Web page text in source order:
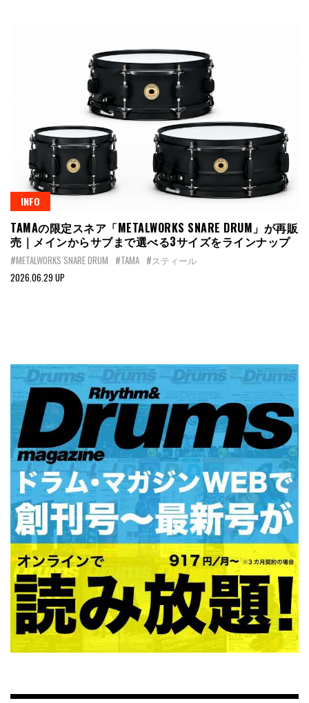
INFO
TAMAの限定スネア「METALWORKS SNARE DRUM」が再販
売｜メインからサブまで選べる3サイズをラインナップ
#METALWORKS SNARE DRUM #TAMA #スティール
2026.06.29 UP